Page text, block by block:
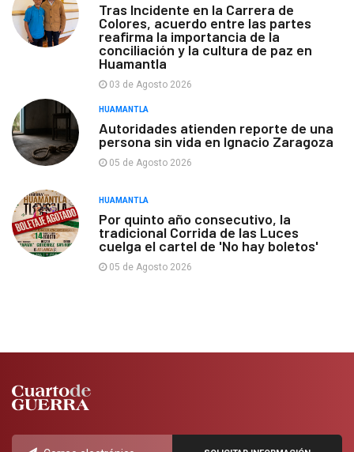
Tras Incidente en la Carrera de
Colores, acuerdo entre las partes
reafirma la importancia de la
conciliación y la cultura de paz en
Huamantla
03 de Agosto 2026
HUAMANTLA
Autoridades atienden reporte de una
persona sin vida en Ignacio Zaragoza
05 de Agosto 2026
HUAMANTLA
Por quinto año consecutivo, la
tradicional Corrida de las Luces
cuelga el cartel de 'No hay boletos'
05 de Agosto 2026